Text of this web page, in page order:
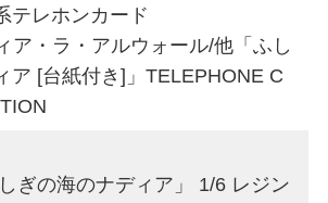
テレホンカード
ア・ラ・アルウォール/他「ふし
ア [台紙付き]」TELEPHONE C
ぎの海のナディア」 1/6 レジン